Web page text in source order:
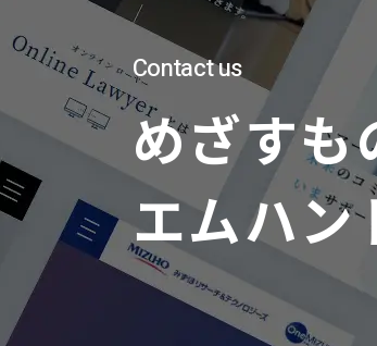
Contact us
めざす
エムハン